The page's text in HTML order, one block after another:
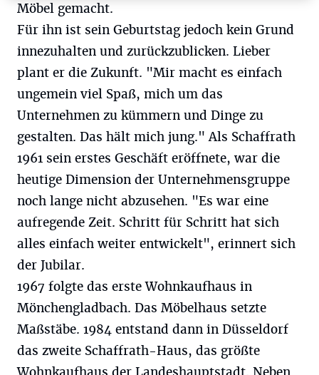
Möbel gemacht.
Für ihn ist sein Geburtstag jedoch kein Grund
innezuhalten und zurückzublicken. Lieber
plant er die Zukunft. "Mir macht es einfach
ungemein viel Spaß, mich um das
Unternehmen zu kümmern und Dinge zu
gestalten. Das hält mich jung." Als Schaffrath
1961 sein erstes Geschäft eröffnete, war die
heutige Dimension der Unternehmensgruppe
noch lange nicht abzusehen. "Es war eine
aufregende Zeit. Schritt für Schritt hat sich
alles einfach weiter entwickelt", erinnert sich
der Jubilar.
1967 folgte das erste Wohnkaufhaus in
Mönchengladbach. Das Möbelhaus setzte
Maßstäbe. 1984 entstand dann in Düsseldorf
das zweite Schaffrath-Haus, das größte